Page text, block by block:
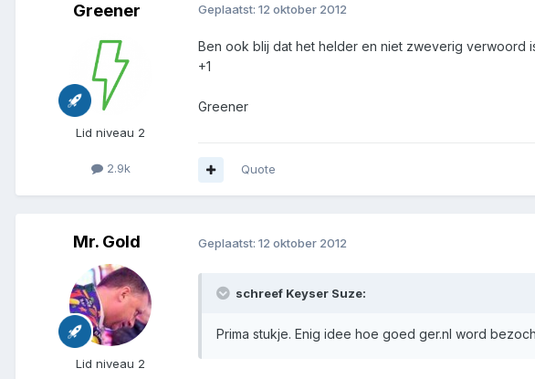
Greener
Lid niveau 2
2.9k
Geplaatst: 12 oktober 2012
Ben ook blij dat het helder en niet zweverig verwoord
+1
Greener
Quote
Mr. Gold
Lid niveau 2
Geplaatst: 12 oktober 2012
schreef Keyser Suze:
Prima stukje. Enig idee hoe goed ger.nl word